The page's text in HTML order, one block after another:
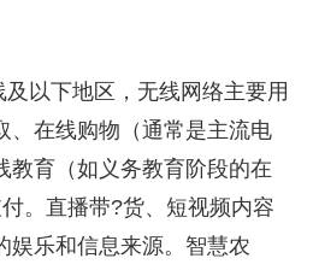
以下地区，无线网络主要用
、在线购物（通常是主流电
教育（如义务教育阶段的在
。直播带?货、短视频内容
娱乐和信息来源。智慧农